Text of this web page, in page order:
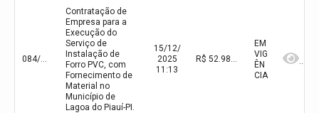
084/2025
Contratação de
Empresa para a
Execução do
Serviço de
Instalação de
Forro PVC, com
Fornecimento de
Material no
Município de
Lagoa do Piauí-PI.
15/12/
2025
11:13
R$ 52.984,80(valor inicial)
EM
VIG
ÊN
CIA